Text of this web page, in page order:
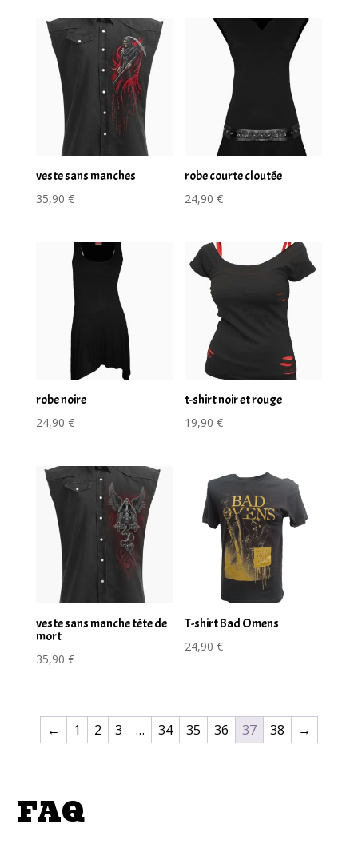
veste sans manches
35,90 €
robe courte cloutée
24,90€
robe noire
24,90 €
t-shirt noir et rouge
19,90€
veste sans manche tête de
mort
35,90 €
T-shirt Bad Omens
24,90€
← 1 2 3 … 34 35 36 37 38 →
FAQ